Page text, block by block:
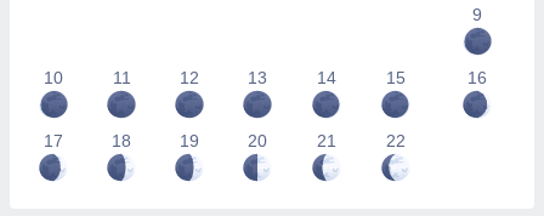
9
10 11 12 13 14 15 16
17 18 19 20 21 22